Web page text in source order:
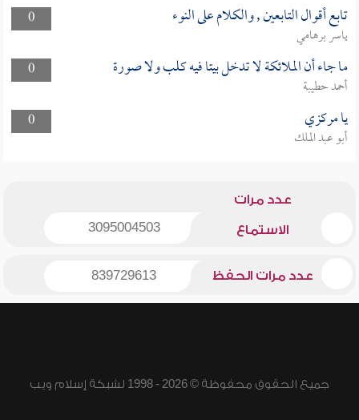
0
تابع أقوال التابعين , والكلام على النوء
ياسر برهامي
0
ما جاء أن الملائكة لا تدخل بيتا فيه كلب ولا صورة
أحمد حطيبة
0
يا مركزي
أبو عبد الملك
عدد مرات
الاستماع 3095004503
عدد مرات الحفظ 839729613
جميع الحقوق محفوظة © 2026 - 1998 لشبكة إسلام ويب